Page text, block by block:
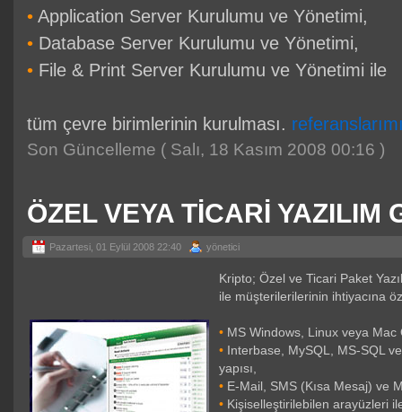
• Application Server Kurulumu ve Yönetimi,
• Database Server Kurulumu ve Yönetimi,
• File & Print Server Kurulumu ve Yönetimi ile
tüm çevre birimlerinin kurulması.
Son Güncelleme ( Salı, 18 Kasım 2008 00:16 )
ÖZEL VEYA TİCARİ YAZILIM
Pazartesi, 01 Eylül 2008 22:40 yönetici
Kripto; Özel ve Ticari Paket
ile müşterilerilerinin ihtiyacına
• MS Windows, Linux veya
• Interbase, MySQL, MS-SQL
yapısı,
• E-Mail, SMS (Kısa Mesaj) ve
• Kişiselleştirilebilen arayüzleri